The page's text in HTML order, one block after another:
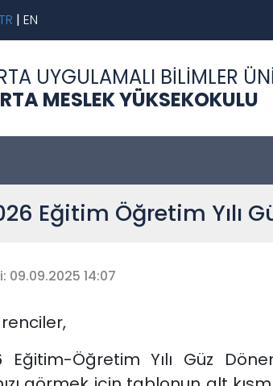
| EN
UYGULAMALI BİLİMLER
MESLEK YÜKSEKOKULU
Eğitim Öğretim Yılı
09.09.2025 14:07
Eğitim-Öğretim Yılı Güz